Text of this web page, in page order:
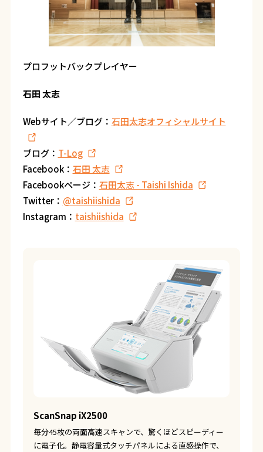
プロフットバックプレイヤー
石田 太志
Webサイト／ブログ： 石田太志オフィシャルサイト
ブログ： T-Log
Facebook： 石田 太志
Facebookページ： 石田太志 - Taishi Ishida
Twitter： @taishiishida
Instagram： taishiishida
ScanSnap iX2500
毎分45枚の両面高速スキャンで、驚くほどスピーディー
に電子化。静電容量式タッチパネルによる直感操作で、